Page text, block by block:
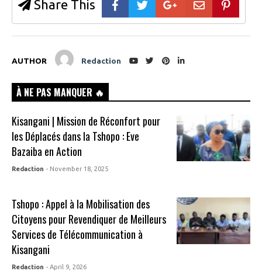
Share This
AUTHOR Redaction
À NE PAS MANQUER 🔥
Kisangani | Mission de Réconfort pour
les Déplacés dans la Tshopo : Eve
Bazaiba en Action
Redaction - November 18, 2025
Tshopo : Appel à la Mobilisation des
Citoyens pour Revendiquer de Meilleurs
Services de Télécommunication à
Kisangani
Redaction - April 9, 2026